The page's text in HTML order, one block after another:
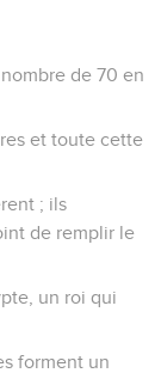
de 70 en
et toute cette
; ils
de remplir le
un roi qui
forment un